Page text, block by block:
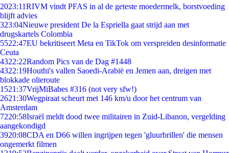
2023:11RIVM vindt PFAS in al de geteste moedermelk, borstvoeding
blijft advies
323:04Nieuwe president De la Espriella gaat strijd aan met
drugskartels Colombia
5522:47EU bekritiseert Meta en TikTok om verspreiden desinformatie
Ceuta
4322:22Random Pics van de Dag #1448
4322:19Houthi's vallen Saoedi-Arabië en Jemen aan, dreigen met
blokkade olieroute
1521:37VrijMiBabes #316 (not very sfw!)
2621:30Wegpiraat scheurt met 146 km/u door het centrum van
Amsterdam
7220:58Israël meldt dood twee militairen in Zuid-Libanon, vergelding
aangekondigd
3920:08CDA en D66 willen ingrijpen tegen 'gluurbrillen' die mensen
ongemerkt filmen